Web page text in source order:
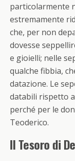
particolarmente
estremamente
che, per non
dovesse
e gioielli; nelle
qualche fibbia,
datazione. Le
databili rispetto
perché per le
Teoderico.
Il Tesoro di